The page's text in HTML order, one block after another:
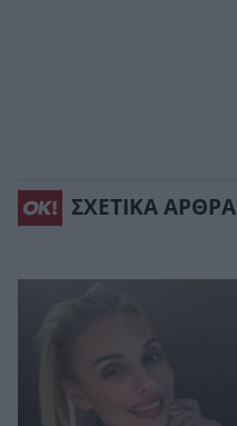
ΣΧΕΤΙΚΑ ΑΡΘΡΑ